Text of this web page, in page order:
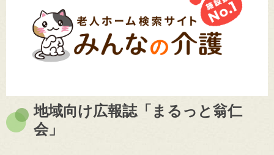
地域向け広報誌「まるっと翁仁
会」